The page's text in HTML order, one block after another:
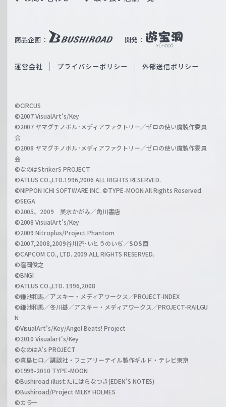
W
ß
c
a
r
z
商品企画： 開発：
b
O
i
l
h
a
n
l
運営会社 プライバシーポリシー 外部送信ポリシー
©CIRCUS
©2007 VisualArt's/Key
©2007 ヤマグチノボル･メディアファクトリー／ゼロの使い魔製作委員
会
©2008 ヤマグチノボル･メディアファクトリー／ゼロの使い魔製作委員
会
©なのはStrikerS PROJECT
©ATLUS CO.,LTD.1996,2006 ALL RIGHTS RESERVED.
©NIPPON ICHI SOFTWARE INC. ©TYPE-MOON All Rights Reserved.
©SEGA
©2005、2009 美水かがみ／角川書店
©2008 VisualArt's/Key
©2009 Nitroplus/Project Phantom
©2007,2008,2009谷川流･いとうのいぢ／SOS団
©CAPCOM CO., LTD. 2009 ALL RIGHTS RESERVED.
©窪岡俊之
©BNGI
©ATLUS CO.,LTD. 1996,2008
©鎌池和馬／アスキー・メディアワークス／PROJECT-INDEX
©鎌池和馬／冬川基／アスキー・メディアワークス／PROJECT-RAILGU
N
©VisualArt's/Key/Angel Beats! Project
©2010 Visualart's/Key
©なのはA's PROJECT
©真島ヒロ／講談社・フェアリーテイル製作ギルド・テレビ東京
©1999-2010 TYPE-MOON
©Bushiroad illust:たにはらなつき(EDEN'S NOTES)
©Bushiroad/Project MILKY HOLMES
©カラー